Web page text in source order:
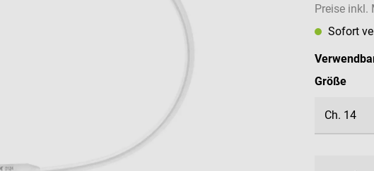
Preise inkl.
Sofort
Größe